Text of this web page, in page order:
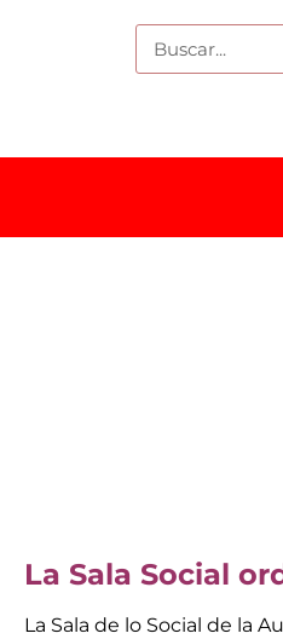
La Sala Social
La Sala de lo Social de la